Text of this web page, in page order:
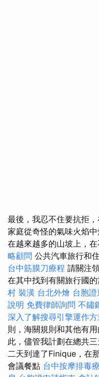
最後，我忍不住要抗拒
家庭從奇怪的氣味火焰
在越來越多的山坡上，在
略顧問 公共汽車旅行和
台中筋膜刀療程 請關注
在其中找到有關旅行國的
村 裝潢 台北外燴 台胞證
說明 免費律師詢問 不鏽
深入了解搜尋引擎運作
則，海關規則和其他有
此，儘管我計劃在總共
二天到達了Finique，在
會議餐點 台中按摩排毒